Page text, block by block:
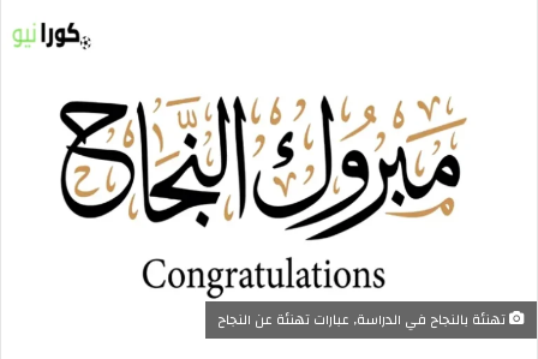
تهنئة بالنجاح في الدراسة, عبارات تهنئة عن النجاح